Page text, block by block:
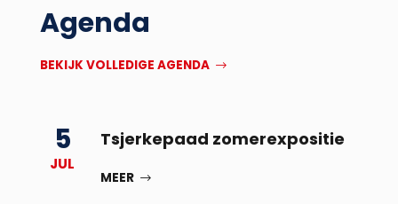
Agenda
BEKIJK VOLLEDIGE AGENDA
5
JUL
Tsjerkepaad zomerexpositie
MEER